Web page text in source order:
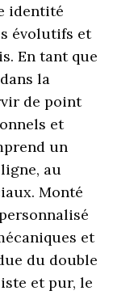
identité
évolutifs et
En tant que
la
de point
et
un
au
Monté
et
du double
et pur, le